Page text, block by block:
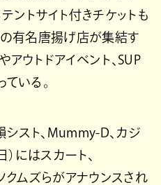
ントサイト付きチケットも
の有名唐揚げ店が集結す
アウトドアイベント、SUP
いる。
シスト、Mummy-D、カジ
）にはスカート、
クムズらがアナウンスされ